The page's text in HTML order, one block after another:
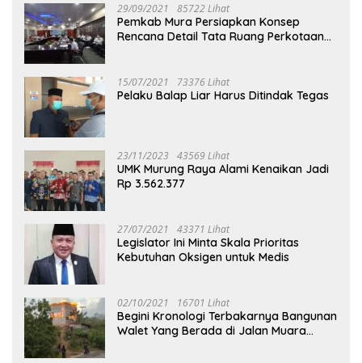
29/09/2021 85722 Lihat
Pemkab Mura Persiapkan Konsep
Rencana Detail Tata Ruang Perkotaan
15/07/2021 73376 Lihat
Pelaku Balap Liar Harus Ditindak Tegas
23/11/2023 43569 Lihat
UMK Murung Raya Alami Kenaikan Jadi
Rp 3.562.377
27/07/2021 43371 Lihat
Legislator Ini Minta Skala Prioritas
Kebutuhan Oksigen untuk Medis
02/10/2021 16701 Lihat
Begini Kronologi Terbakarnya Bangunan
Walet Yang Berada di Jalan Muara